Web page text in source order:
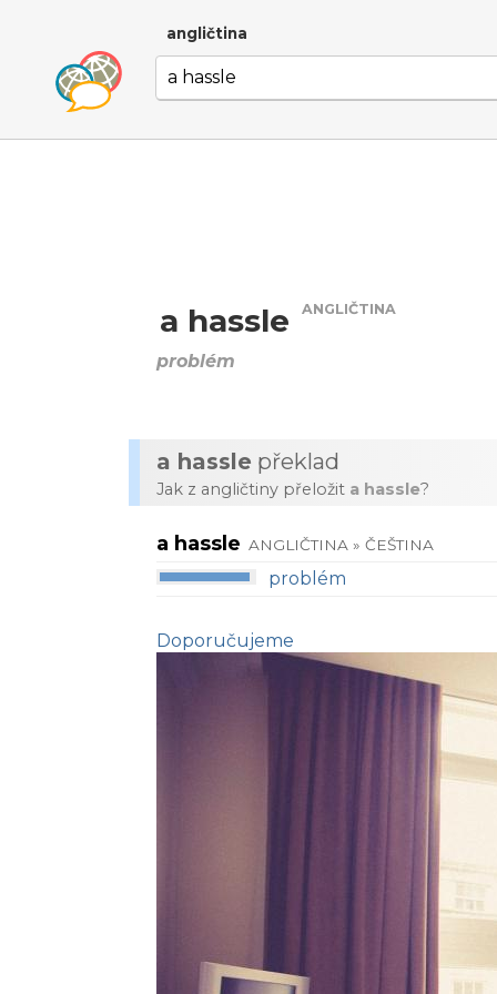
angličtina
a hassle ANGLIČTINA
problém
a hassle překlad
Jak z angličtiny přeložit a hassle?
a hassle ANGLIČTINA » ČEŠTINA
problém
Doporučujeme